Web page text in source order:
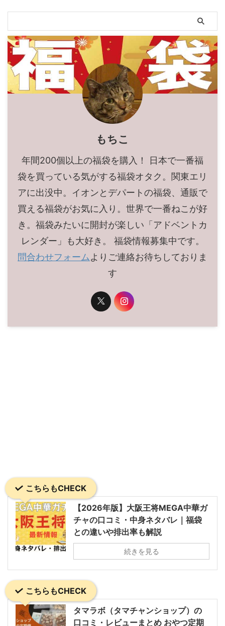
もちこ
年間200個以上の福袋を購入！ 日本で一番福
袋を買っている気がする福袋オタク。関東エリ
アに出没中。イオンとデパートの福袋、通販で
買える福袋がお気に入り。世界で一番ねこが好
き。福袋みたいに開封が楽しい「アドベントカ
レンダー」も大好き。 福袋情報募集中です。
問合わせフォームよりご連絡お待ちしておりま
す
こちらもCHECK
【2026年版】大阪王将MEGA中華ガ
チャの口コミ・中身ネタバレ｜福袋
との違いや排出率も解説
こちらもCHECK
タマラボ（タマチャンショップ）の